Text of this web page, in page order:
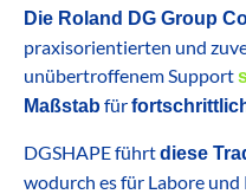
Die Roland DG Group
praxisorientierten und
unübertroffenem Support
Maßstabfür
DGSHAPE führtdiese
wodurch es für Labore